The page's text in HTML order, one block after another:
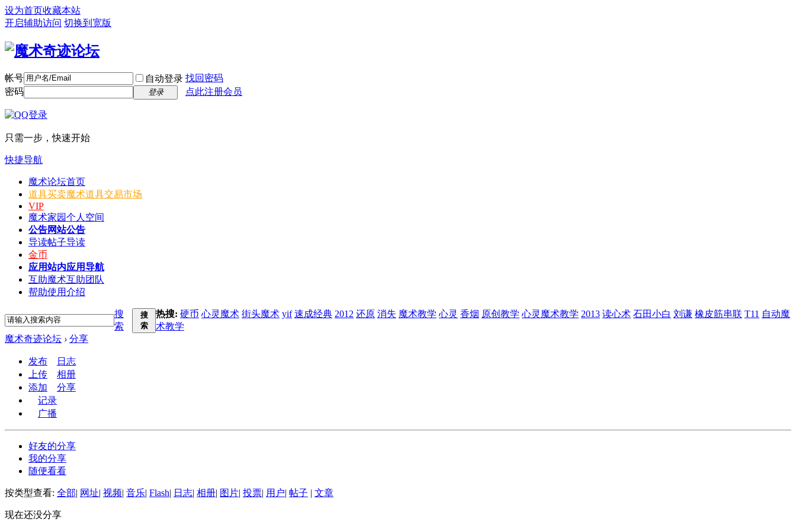
设为首页收藏本站
开启辅助访问 切换到宽版
帐号 自动登录 找回密码
密码
登录 点此注册会员
只需一步，快速开始
快捷导航
魔术论坛首页
道具买卖魔术道具交易市场
VIP
魔术家园个人空间
公告网站公告
导读帖子导读
金币
应用站内应用导航
互助魔术互助团队
帮助使用介绍
搜
索
搜
索
热搜: 硬币 心灵魔术 街头魔术 yif 速成经典 2012 还原 消失 魔术教学 心灵 香烟 原创教学 心灵魔术教学 2013 读心术 石田小白 刘谦 橡皮筋串联 T11 自动魔
术教学
魔术奇迹论坛 › 分享
发布
日志
上传
相册
添加
分享
记录
广播
好友的分享
我的分享
随便看看
按类型查看: 全部| 网址| 视频| 音乐| Flash| 日志| 相册| 图片| 投票| 用户| 帖子 | 文章
现在还没分享